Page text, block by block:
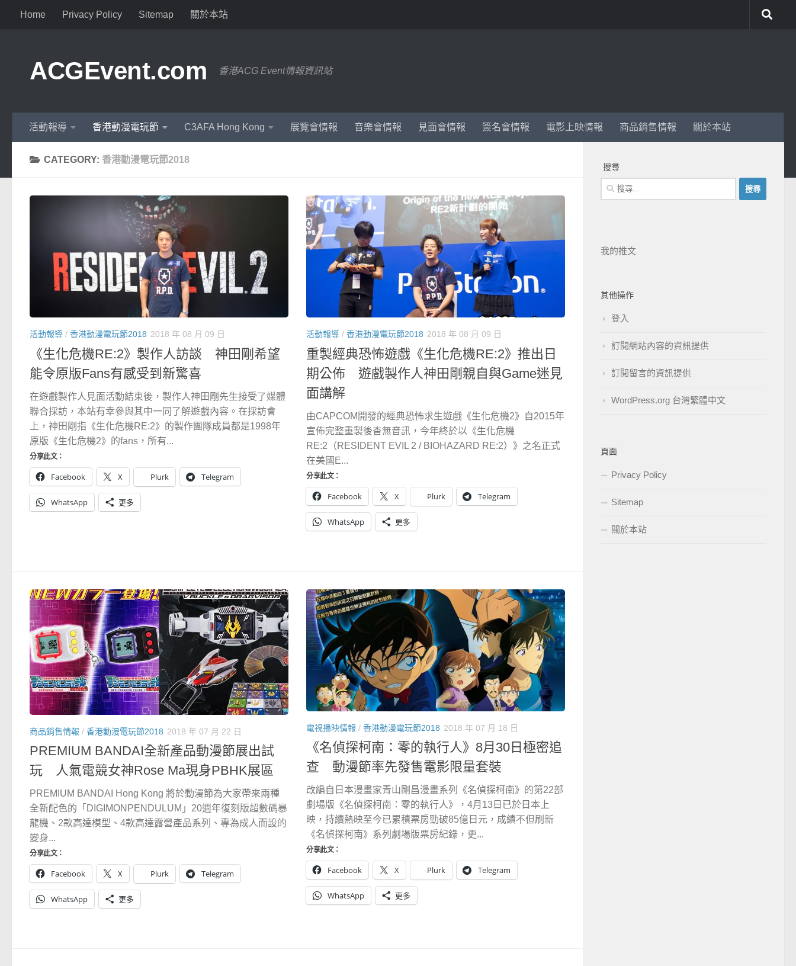
Home Privacy Policy Sitemap 關於本站
ACGEvent.com 香港ACG Event情報資訊站
活動報導 香港動漫電玩節 C3AFA Hong Kong 展覽會情報 音樂會情報 見面會情報 簽名會情報 電影上映情報 商品銷售情報 關於本站
CATEGORY: 香港動漫電玩節2018
活動報導 / 香港動漫電玩節2018 2018 年 08 月 09 日
《生化危機RE:2》製作人訪談 神田剛希望
能令原版Fans有感受到新驚喜
在遊戲製作人見面活動結束後，製作人神田剛先生接受了媒體
聯合採訪，本站有幸參與其中一同了解遊戲內容。在採訪會
上，神田剛指《生化危機RE:2》的製作團隊成員都是1998年
原版《生化危機2》的fans，所有...
分享此文：
Facebook X Plurk Telegram
WhatsApp 更多
活動報導 / 香港動漫電玩節2018 2018 年 08 月 09 日
重製經典恐怖遊戲《生化危機RE:2》推出日
期公佈 遊戲製作人神田剛親自與Game迷見
面講解
由CAPCOM開發的經典恐怖求生遊戲《生化危機2》自2015年
宣佈完整重製後杳無音訊，今年終於以《生化危機
RE:2（RESIDENT EVIL 2 / BIOHAZARD RE:2）》之名正式
在美國E...
分享此文：
Facebook X Plurk Telegram
WhatsApp 更多
商品銷售情報 / 香港動漫電玩節2018 2018 年 07 月 22 日
PREMIUM BANDAI全新產品動漫節展出試
玩 人氣電競女神Rose Ma現身PBHK展區
PREMIUM BANDAI Hong Kong 將於動漫節為大家帶來兩種
全新配色的「DIGIMONPENDULUM」20週年復刻版超數碼暴
龍機、2款高達模型、4款高達露營產品系列、專為成人而設的
變身...
分享此文：
Facebook X Plurk Telegram
WhatsApp 更多
電視播映情報 / 香港動漫電玩節2018 2018 年 07 月 18 日
《名偵探柯南：零的執行人》8月30日極密追
查 動漫節率先發售電影限量套裝
改編自日本漫畫家青山剛昌漫畫系列《名偵探柯南》的第22部
劇場版《名偵探柯南：零的執行人》，4月13日已於日本上
映，持續熱映至今已累積票房勁破85億日元，成績不但刷新
《名偵探柯南》系列劇場版票房紀錄，更...
分享此文：
Facebook X Plurk Telegram
WhatsApp 更多
搜尋
我的推文
其他操作
登入
訂閱網站內容的資訊提供
訂閱留言的資訊提供
WordPress.org 台灣繁體中文
頁面
Privacy Policy
Sitemap
關於本站